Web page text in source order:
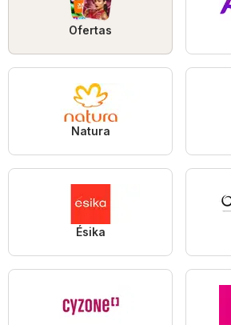
Ofertas
Natura
Ésika